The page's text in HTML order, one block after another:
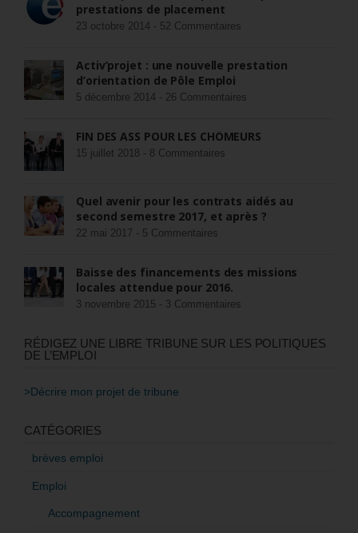
prestations de placement
23 octobre 2014 - 52 Commentaires
Activ’projet : une nouvelle prestation
d’orientation de Pôle Emploi
5 décembre 2014 - 26 Commentaires
FIN DES ASS POUR LES CHÔMEURS
15 juillet 2018 - 8 Commentaires
Quel avenir pour les contrats aidés au
second semestre 2017, et après ?
22 mai 2017 - 5 Commentaires
Baisse des financements des missions
locales attendue pour 2016.
3 novembre 2015 - 3 Commentaires
RÉDIGEZ UNE LIBRE TRIBUNE SUR LES POLITIQUES
DE L’EMPLOI
>Décrire mon projet de tribune
CATÉGORIES
brèves emploi
Emploi
Accompagnement